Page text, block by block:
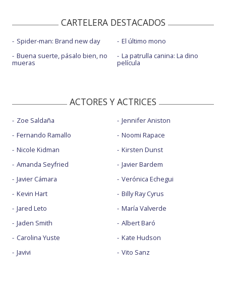
CARTELERA DESTACADOS
Spider-man: Brand new day
Buena suerte, pásalo bien, no
mueras
El último mono
La patrulla canina: La dino
película
ACTORES Y ACTRICES
Zoe Saldaña
Fernando Ramallo
Nicole Kidman
Amanda Seyfried
Javier Cámara
Kevin Hart
Jared Leto
Jaden Smith
Carolina Yuste
Javivi
Jennifer Aniston
Noomi Rapace
Kirsten Dunst
Javier Bardem
Verónica Echegui
Billy Ray Cyrus
María Valverde
Albert Baró
Kate Hudson
Vito Sanz